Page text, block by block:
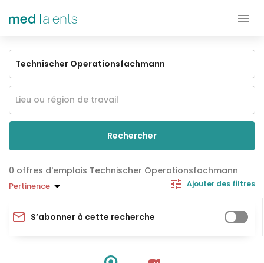
Rechercher
offres d'emplois Technischer Operationsfachmann
Pertinence Ajouter des filtres
S’abonner à cette recherche